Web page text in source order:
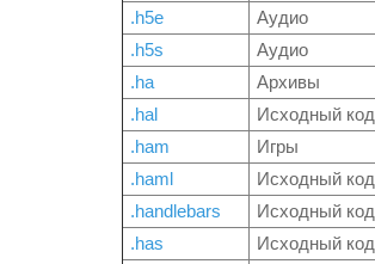
.h5e
Аудио
.h5s
Аудио
.ha
Архивы
.hal
Исходный код
.ham
Игры
.haml
Исходный код
.handlebars
Исходный код
.has
Исходный код